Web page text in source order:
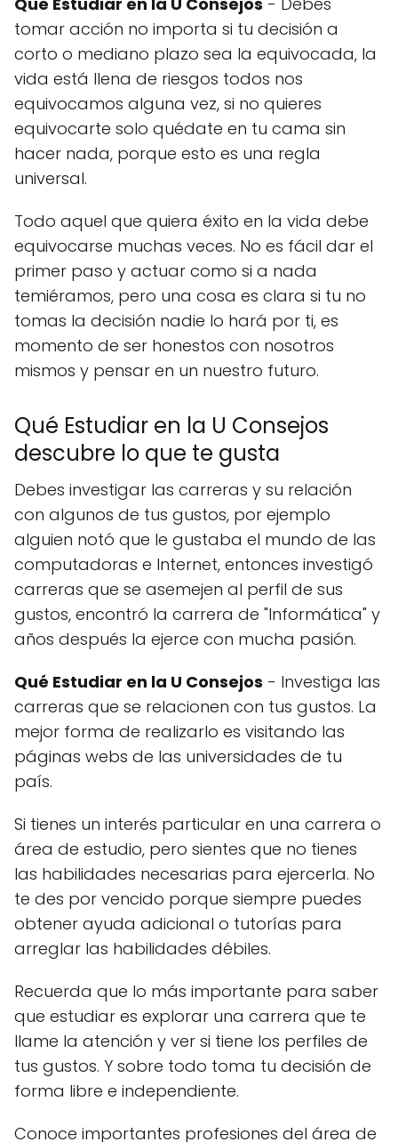
tomar acción no importa si tu decisión a
corto o mediano plazo sea la equivocada, la
vida está llena de riesgos todos nos
equivocamos alguna vez, si no quieres
equivocarte solo quédate en tu cama sin
hacer nada, porque esto es una regla
universal.
Todo aquel que quiera éxito en la vida debe
equivocarse muchas veces. No es fácil dar el
primer paso y actuar como si a nada
temiéramos, pero una cosa es clara si tu no
tomas la decisión nadie lo hará por ti, es
momento de ser honestos con nosotros
mismos y pensar en un nuestro futuro.
Qué Estudiar en la U Consejos
descubre lo que te gusta
Debes investigar las carreras y su relación
con algunos de tus gustos, por ejemplo
alguien notó que le gustaba el mundo de las
computadoras e Internet, entonces investigó
carreras que se asemejen al perfil de sus
gustos, encontró la carrera de "Informática" y
años después la ejerce con mucha pasión.
Qué Estudiar en la U Consejos - Investiga las
carreras que se relacionen con tus gustos. La
mejor forma de realizarlo es visitando las
páginas webs de las universidades de tu
país.
Si tienes un interés particular en una carrera o
área de estudio, pero sientes que no tienes
las habilidades necesarias para ejercerla. No
te des por vencido porque siempre puedes
obtener ayuda adicional o tutorías para
arreglar las habilidades débiles.
Recuerda que lo más importante para saber
que estudiar es explorar una carrera que te
llame la atención y ver si tiene los perfiles de
tus gustos. Y sobre todo toma tu decisión de
forma libre e independiente.
Conoce importantes profesiones del área de